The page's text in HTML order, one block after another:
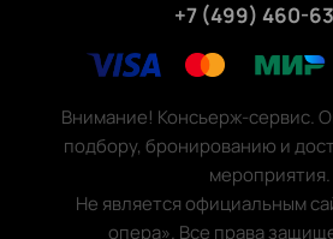
+7 (499) 460-
Внимание! Консьерж-сервис.
подбору, бронированию и
мероприятия.
Не является официальным
опера». Все права